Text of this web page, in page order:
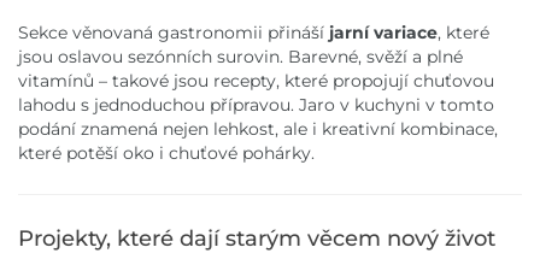
Sekce věnovaná gastronomii přináší jarní variace, které
jsou oslavou sezónních surovin. Barevné, svěží a plné
vitamínů – takové jsou recepty, které propojují chuťovou
lahodu s jednoduchou přípravou. Jaro v kuchyni v tomto
podání znamená nejen lehkost, ale i kreativní kombinace,
které potěší oko i chuťové pohárky.
Projekty, které dají starým věcem nový život